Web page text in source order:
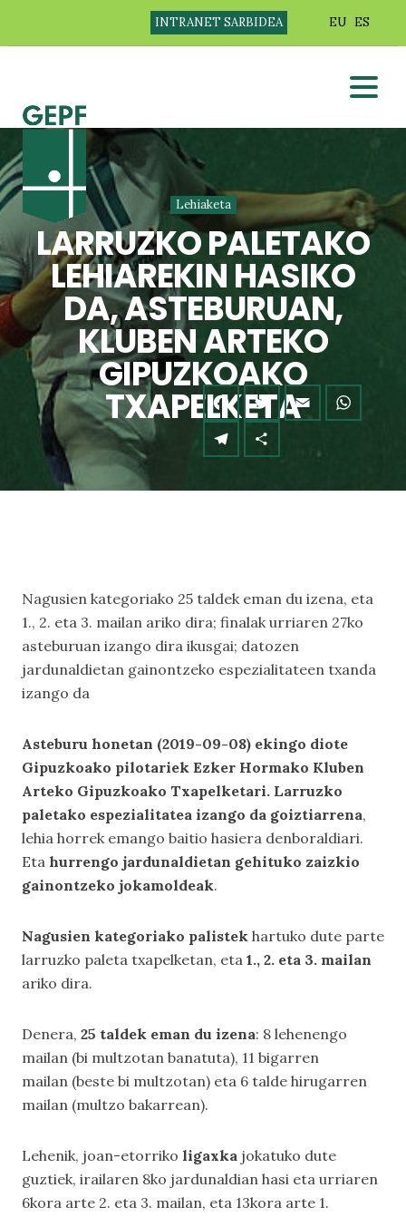
INTRANET SARBIDEA EU ES
Lehiaketa
LARRUZKO PALETAKO
LEHIAREKIN HASIKO
DA, ASTEBURUAN,
KLUBEN ARTEKO
GIPUZKOAKO
TXAPELKETA
Nagusien kategoriako 25 taldek eman du izena, eta
1., 2. eta 3. mailan ariko dira; finalak urriaren 27ko
asteburuan izango dira ikusgai; datozen
jardunaldietan gainontzeko espezialitateen txanda
izango da
Asteburu honetan (2019-09-08) ekingo diote
Gipuzkoako pilotariek Ezker Hormako Kluben
Arteko Gipuzkoako Txapelketari. Larruzko
paletako espezialitatea izango da goiztiarrena,
lehia horrek emango baitio hasiera denboraldiari.
Eta hurrengo jardunaldietan gehituko zaizkio
gainontzeko jokamoldeak.
Nagusien kategoriako palistek hartuko dute parte
larruzko paleta txapelketan, eta 1., 2. eta 3. mailan
ariko dira.
Denera, 25 taldek eman du izena: 8 lehenengo
mailan (bi multzotan banatuta), 11 bigarren
mailan (beste bi multzotan) eta 6 talde hirugarren
mailan (multzo bakarrean).
Lehenik, joan-etorriko ligaxka jokatuko dute
guztiek, irailaren 8ko jardunaldian hasi eta urriaren
6kora arte 2. eta 3. mailan, eta 13kora arte 1.